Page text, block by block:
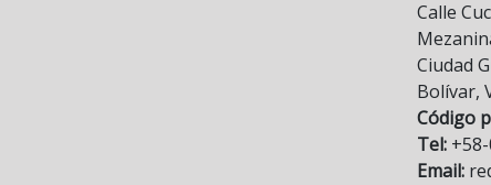
Calle
Ciudad
Bolívar,
Código
Tel:
Email: